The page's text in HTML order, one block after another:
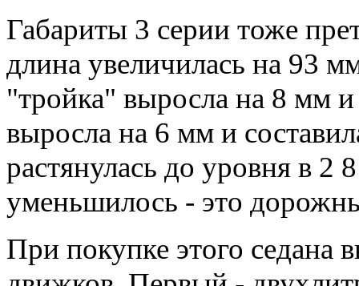
Габариты 3 серии тоже
длина увеличилась на 93
"тройка" выросла на 8 мм
выросла на 6 мм и
растянулась до уровня в 2
уменьшилось - это
При покупке этого седана